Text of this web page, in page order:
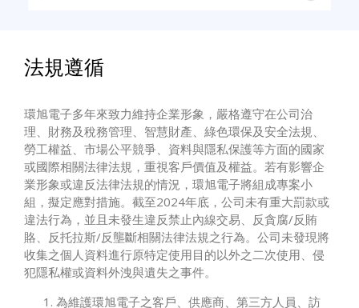
法規遵循
環旭電子多年來致力維持企業形象，嚴格遵守在公司治
理、財務及稅務管理、智慧財產、綠色環保及安全法規、
勞工權益、市場公平競爭、資料與隱私保護等方面的國家
或國際相關法律法規，重視客戶價值及權益。若有影響企
業形象或違反法律法規的情況，環旭電子將組成專案小
組，擬定應對措施。截至2024年底，公司未有重大罰款或
違法行為，並且未發生違反禁止內線交易、反貪腐/反賄
賂、反托拉斯/反壟斷相關法律法規之行為。公司未發現將
收集之個人資料進行原特定使用目的以外之二次使用、侵
犯隱私權或資料外洩與遺失之事件。
為維護環旭電子之客戶、供應商、第三方人員、訪